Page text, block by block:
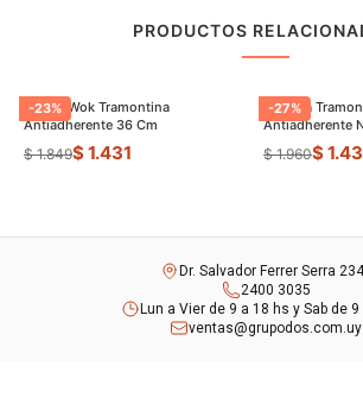
PRODUCTOS
-23%
Sarten Wok Tramontina
Antiadherente 36 Cm
$ 1.849$ 1.431
-27%
Paellera
Antiadherente
$ 1.960$
Dr. Salvador Ferrer Serra
2400 3035
Lun a Vier de 9 a 18 hs y Sab de
ventas@grupodos.com.uy